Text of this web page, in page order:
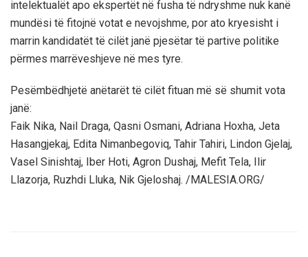
intelektualët apo ekspertët në fusha të ndryshme nuk kanë
mundësi të fitojnë votat e nevojshme, por ato kryesisht i
marrin kandidatët të cilët janë pjesëtar të partive politike
përmes marrëveshjeve në mes tyre.
Pesëmbëdhjetë anëtarët të cilët fituan më së shumit vota
janë:
Faik Nika, Nail Draga, Qasni Osmani, Adriana Hoxha, Jeta
Hasangjekaj, Edita Nimanbegoviq, Tahir Tahiri, Lindon Gjelaj,
Vasel Sinishtaj, Iber Hoti, Agron Dushaj, Mefit Tela, Ilir
Llazorja, Ruzhdi Lluka, Nik Gjeloshaj. /MALESIA.ORG/